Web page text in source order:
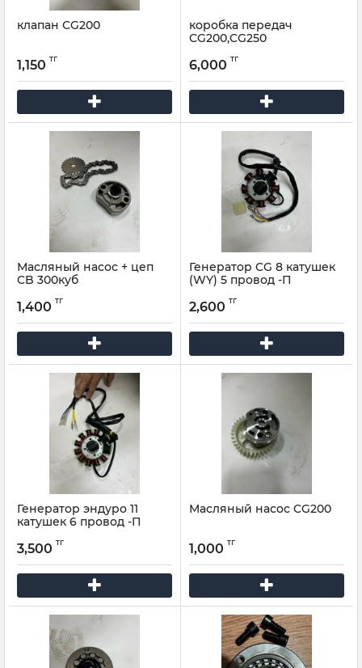
клапан СG200
1,150 тг
коробка передач
СG200,CG250
6,000 тг
Масляный насос + цеп
CB 300куб
1,400 тг
Генератор CG 8 катушек
(WY) 5 провод -П
2,600 тг
Генератор эндуро 11
катушек 6 провод -П
3,500 тг
Масляный насос CG200
1,000 тг